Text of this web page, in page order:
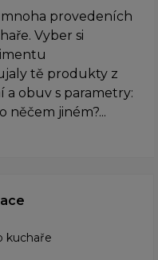
provedeních
Vyber si
tě produkty z
a obuv s parametry:
něčem jiném?...
kuchaře